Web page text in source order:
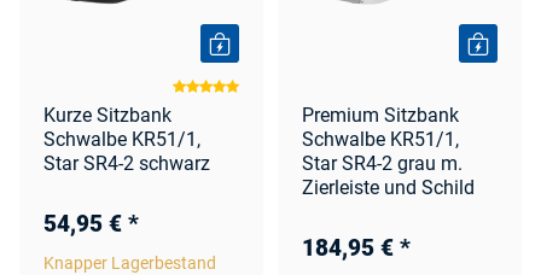
Kurze Sitzbank
Schwalbe KR51/1,
Star SR4-2 schwarz
54,95 € *
Knapper Lagerbestand
Premium Sitzbank
Schwalbe KR51/1,
Star SR4-2 grau m.
Zierleiste und Schild
184,95 € *